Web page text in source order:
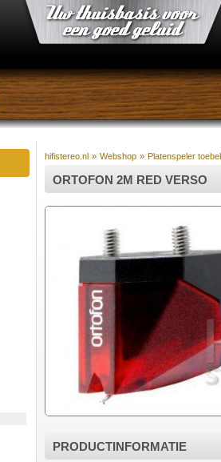
hifistereo.nl » Webshop » Platenspeler
ORTOFON 2M RED VERSO
PRODUCTINFORMATIE